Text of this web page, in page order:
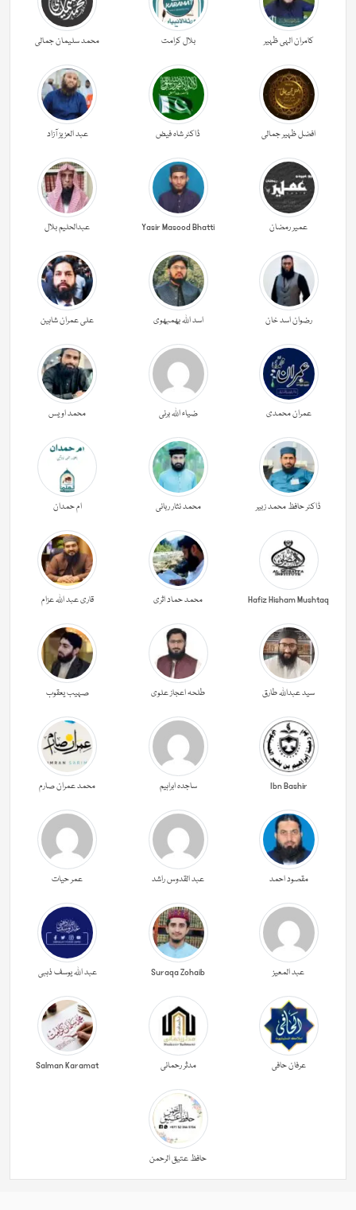
کامران الہی ظہیر بلال کرامت محمد سلیمان جمالی
افضل ظہیر جمالی ڈاکٹر شاہ فیض عبد العزیز آزاد
عمیر رمضان Yasir Masood Bhatti عبدالحليم بلال
رضوان اسد خان اسد اللہ بھمبھوی علی عمران شاہین
عمران محمدی ضیاء اللہ برنی محمد اویس
ڈاکٹر حافظ محمد زبیر محمد نثار ربانی ام حمدان
Hafiz Hisham Mushtaq محمد حماد اثری قاری عبد اللہ عزام
سید عبداللہ طارق طلحہ اعجاز علوی صہیب یعقوب
Ibn Bashir ساجدہ ابراہیم محمد عمران صارم
مقصود احمد عبد القدوس راشد عمر حیات
عبد المعیز Suraqa Zohaib عبد اللہ یوسف ذہبی
عرفان حافی مدثر رحمانی Salman Karamat
حافظ عتیق الرحمن